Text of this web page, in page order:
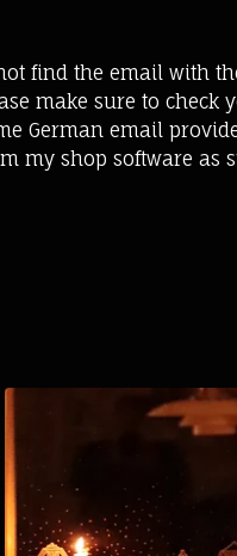
find the email with
make sure to check
German email
my shop software as